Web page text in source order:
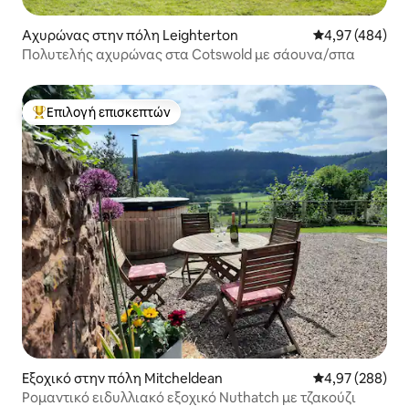
Αχυρώνας στην πόλη Leighterton Μέση
4,97 (484)
Πολυτελής αχυρώνας στα Cotswold με σάουνα/σπα
Κορυφαία επιλογή επισκεπτών
Επιλογή επισκεπτών
Εξοχικό στην πόλη Mitcheldean Μέση
4,97 (288)
Ρομαντικό ειδυλλιακό εξοχικό Nuthatch με τζακούζι